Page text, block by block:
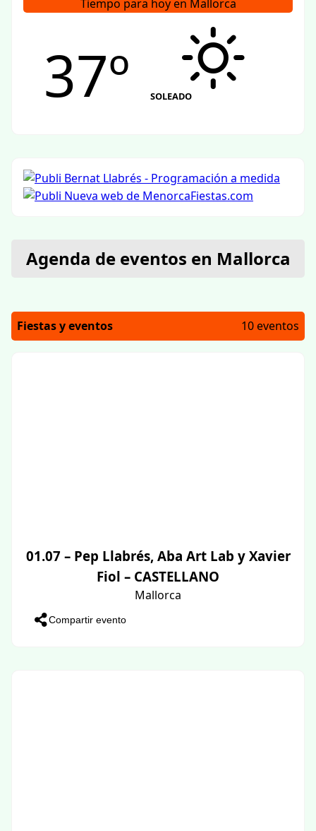
Tiempo para hoy en Mallorca
37º SOLEADO
Agenda de eventos en Mallorca
Fiestas y eventos 10 eventos
01.07 – Pep Llabrés, Aba Art Lab y Xavier
Fiol – CASTELLANO
Mallorca
Compartir evento